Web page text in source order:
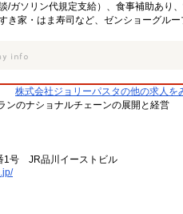
/ガソリン代規定支給）、食事補助あり
き家・はま寿司など、ゼンショーグル
株式会社ジョリーパスタの他の求人を
ンのナショナルチェーンの展開と経営
1号 JR品川イーストビル